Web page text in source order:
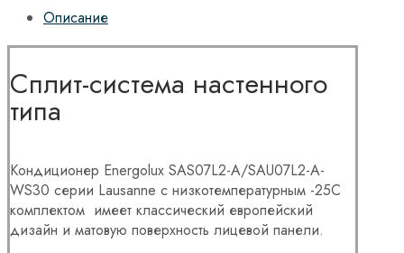
Описание
Сплит-система настенного
типа
Кондиционер Energolux SAS07L2-A/SAU07L2-A-
WS30 серии Lausanne с низкотемпературным -25C
комплектом имеет классический европейский
дизайн и матовую поверхность лицевой панели.